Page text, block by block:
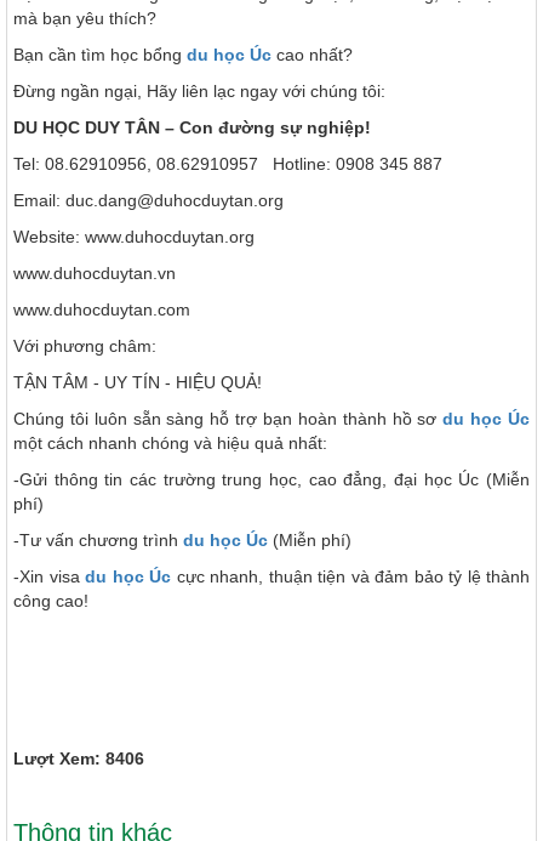
mà bạn yêu thích?
Bạn cần tìm học bổng du học Úc cao nhất?
Đừng ngần ngại, Hãy liên lạc ngay với chúng tôi:
DU HỌC DUY TÂN – Con đường sự nghiệp!
Tel: 08.62910956, 08.62910957 Hotline: 0908 345 887
Email: duc.dang@duhocduytan.org
Website: www.duhocduytan.org
www.duhocduytan.vn
www.duhocduytan.com
Với phương châm:
TẬN TÂM - UY TÍN - HIỆU QUẢ!
Chúng tôi luôn sẵn sàng hỗ trợ bạn hoàn thành hồ sơdu học Úc
một cách nhanh chóng và hiệu quả nhất:
-Gửi thông tin các trường trung học, cao đẳng, đại học Úc (Miễn
phí)
-Tư vấn chương trình du học Úc (Miễn phí)
-Xin visa du học Úc cực nhanh, thuận tiện và đảm bảo tỷ lệ thành
công cao!
Lượt Xem: 8406
Thông tin khác